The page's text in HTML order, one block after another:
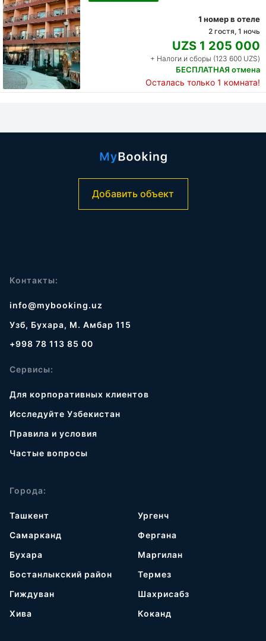
1 номер в отеле
2 гостя, 1 ночь
UZS 1 205 000
+ Налоги и сборы (123 600 UZS)
БЕСПЛАТНАЯ отмена
Осталась только 1 комната!
Добавить объект
Контакты:
info@mybooking.uz
Узб, Бухара, М. Амбар 115
+998 78 113 85 00
Сервисы:
Для корпоративных клиентов
Исследуйте Узбекистан
Правила и условия
Частые вопросы
Города:
Ташкент
Самарканд
Бухара
Бостанлыкский район
Гиждуван
Хива
Ургенч
Фергана
Маргилан
Термез
Шахрисабз
Коканд